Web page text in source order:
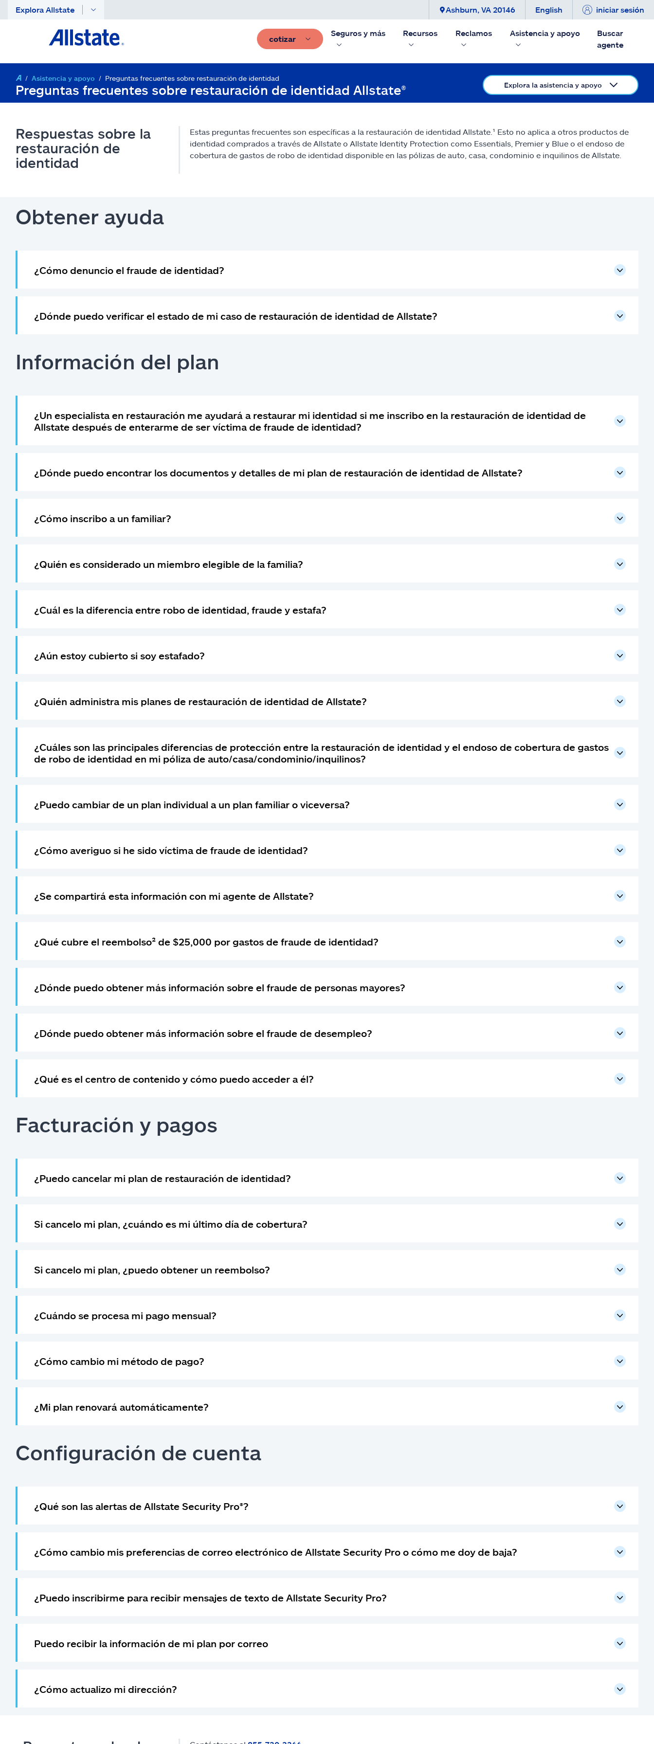
Explora Allstate Ashburn, VA 20146 English iniciar sesión
cotizar
Seguros y más Recursos Reclamos Asistencia y apoyo
Buscar
agente
Asistencia y apoyo Preguntas frecuentes sobre restauración de identidad
Preguntas frecuentes sobre restauración de identidad Allstate® Explora la asistencia y apoyo
Respuestas sobre la
restauración de
identidad
Estas preguntas frecuentes son específicas a la restauración de identidad Allstate.¹ Esto no aplica a otros productos de
identidad comprados a través de Allstate o Allstate Identity Protection como Essentials, Premier y Blue o el endoso de
cobertura de gastos de robo de identidad disponible en las pólizas de auto, casa, condominio e inquilinos de Allstate.
Obtener ayuda
¿Cómo denuncio el fraude de identidad?
¿Dónde puedo verificar el estado de mi caso de restauración de identidad de Allstate?
Información del plan
¿Un especialista en restauración me ayudará a restaurar mi identidad si me inscribo en la restauración de identidad de
Allstate después de enterarme de ser víctima de fraude de identidad?
¿Dónde puedo encontrar los documentos y detalles de mi plan de restauración de identidad de Allstate?
¿Cómo inscribo a un familiar?
¿Quién es considerado un miembro elegible de la familia?
¿Cuál es la diferencia entre robo de identidad, fraude y estafa?
¿Aún estoy cubierto si soy estafado?
¿Quién administra mis planes de restauración de identidad de Allstate?
¿Cuáles son las principales diferencias de protección entre la restauración de identidad y el endoso de cobertura de gastos
de robo de identidad en mi póliza de auto/casa/condominio/inquilinos?
¿Puedo cambiar de un plan individual a un plan familiar o viceversa?
¿Cómo averiguo si he sido víctima de fraude de identidad?
¿Se compartirá esta información con mi agente de Allstate?
¿Qué cubre el reembolso² de $25,000 por gastos de fraude de identidad?
¿Dónde puedo obtener más información sobre el fraude de personas mayores?
¿Dónde puedo obtener más información sobre el fraude de desempleo?
¿Qué es el centro de contenido y cómo puedo acceder a él?
Facturación y pagos
¿Puedo cancelar mi plan de restauración de identidad?
Si cancelo mi plan, ¿cuándo es mi último día de cobertura?
Si cancelo mi plan, ¿puedo obtener un reembolso?
¿Cuándo se procesa mi pago mensual?
¿Cómo cambio mi método de pago?
¿Mi plan renovará automáticamente?
Configuración de cuenta
¿Qué son las alertas de Allstate Security Pro®?
¿Cómo cambio mis preferencias de correo electrónico de Allstate Security Pro o cómo me doy de baja?
¿Puedo inscribirme para recibir mensajes de texto de Allstate Security Pro?
Puedo recibir la información de mi plan por correo
¿Cómo actualizo mi dirección?